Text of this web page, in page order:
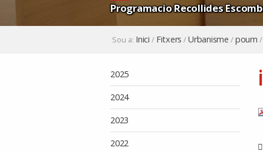
Programacio Recollides
Sou a: Inici / Fitxers /Urbanisme /poum /
2025
2024
2023
2022